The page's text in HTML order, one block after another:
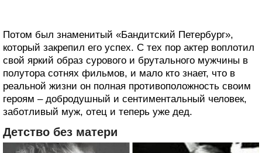
Потом был знаменитый «Бандитский Петербург»,
который закрепил его успех. С тех пор актер воплотил
свой яркий образ сурового и брутального мужчины в
полутора сотнях фильмов, и мало кто знает, что в
реальной жизни он полная противоположность своим
героям – добродушный и сентиментальный человек,
заботливый муж, отец и теперь уже дед.
Детство без матери